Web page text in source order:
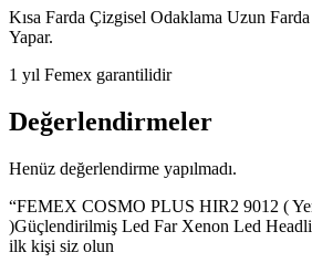
Kısa Farda Çizgisel Odaklama Uzun
Yapar.
1 yıl Femex garantilidir
Değerlendirmeler
Henüz değerlendirme yapılmadı.
“FEMEX COSMO PLUS HIR2 9012 (
)Güçlendirilmiş Led Far Xenon Led
ilk kişi siz olun